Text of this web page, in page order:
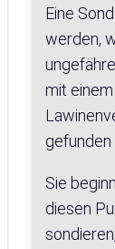
Eine
werden,
mit einem
gefunden
Sie
diesen